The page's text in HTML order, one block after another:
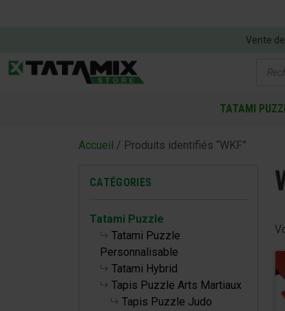
Vente de
de
TATAMI
Accueil / Produits identifiés “WKF”
CATÉGORIES
Tatami Puzzle
Tatami Puzzle
Personnalisable
Tatami Hybrid
Tapis Puzzle Arts Martiaux
Tapis Puzzle Judo